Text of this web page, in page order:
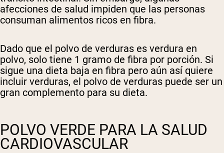
afecciones de salud impiden que las personas
consuman alimentos ricos en fibra.
Dado que el polvo de verduras es verdura en
polvo, solo tiene 1 gramo de fibra por porción. Si
sigue una dieta baja en fibra pero aún así quiere
incluir verduras, el polvo de verduras puede ser un
gran complemento para su dieta.
POLVO VERDE PARA LA SALUD
CARDIOVASCULAR